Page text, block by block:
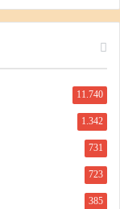
11.740
1.342
731
723
385